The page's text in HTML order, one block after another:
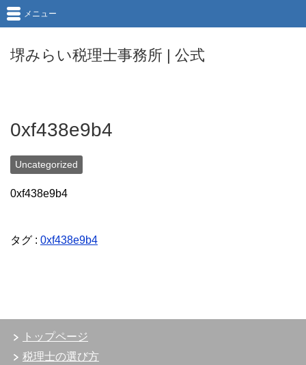
堺みらい税理士事務所 | 公式
メニュー
0xf438e9b4
Uncategorized
0xf438e9b4
タグ : 0xf438e9b4
トップページ
税理士の選び方